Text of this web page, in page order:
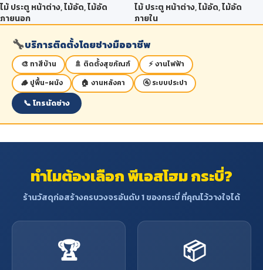
ไม้ ประตู หน้าต่าง,ไม้อัด,ไม้อัด
ภายนอก
ไม้ ประตู หน้าต่าง,ไม้อัด,ไม้อัด
ภายใน
🔧บริการติดตั้งโดยช่างมืออาชีพ
🎨 ทาสีบ้าน 🚿 ติดตั้งสุขภัณฑ์
⚡ งานไฟฟ้า
🪵 ปูพื้น-ผนัง
🏠 งานหลังคา 🚰 ระบบประปา
📞 โทรนัดช่าง
ทำไมต้องเลือก พีเอสโฮม กระบี่?
ร้านวัสดุก่อสร้างครบวงจรอันดับ 1 ของกระบี่ ที่คุณไว้วางใจได้
🏆 📦